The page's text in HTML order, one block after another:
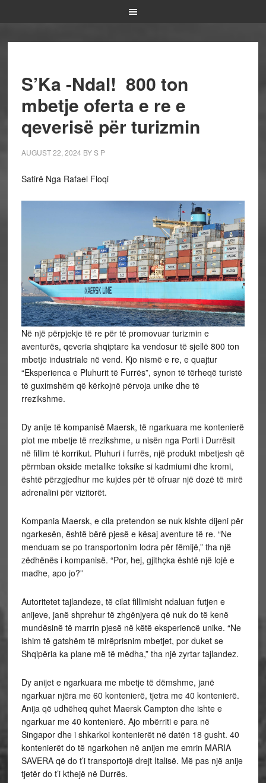
S’Ka -Ndal! 800 ton
mbetje oferta e re e
qeverisë për turizmin
AUGUST 22, 2024 BYS P
Satirë Nga Rafael Floqi
Në një përpjekje të re për të promovuar turizmin e
aventurës, qeveria shqiptare ka vendosur të sjellë 800 ton
mbetje industriale në vend. Kjo nismë e re, e quajtur
“Eksperienca e Pluhurit të Furrës”, synon të tërheqë turistë
të guximshëm që kërkojnë përvoja unike dhe të
rrezikshme.
Dy anije të kompanisë Maersk, të ngarkuara me kontenierë
plot me mbetje të rrezikshme, u nisën nga Porti i Durrësit
në fillim të korrikut. Pluhuri i furrës, një produkt mbetjesh që
përmban okside metalike toksike si kadmiumi dhe kromi,
është përzgjedhur me kujdes për të ofruar një dozë të mirë
adrenalini për vizitorët.
Kompania Maersk, e cila pretendon se nuk kishte dijeni për
ngarkesën, është bërë pjesë e kësaj aventure të re. “Ne
menduam se po transportonim lodra për fëmijë,” tha një
zëdhënës i kompanisë. “Por, hej, gjithçka është një lojë e
madhe, apo jo?”
Autoritetet tajlandeze, të cilat fillimisht ndaluan futjen e
anijeve, janë shprehur të zhgënjyera që nuk do të kenë
mundësinë të marrin pjesë në këtë eksperiencë unike. “Ne
ishim të gatshëm të mirëprisnim mbetjet, por duket se
Shqipëria ka plane më të mëdha,” tha një zyrtar tajlandez.
Dy anijet e ngarkuara me mbetje të dëmshme, janë
ngarkuar njëra me 60 kontenierë, tjetra me 40 kontenierë.
Anija që udhëheq quhet Maersk Campton dhe ishte e
ngarkuar me 40 kontenierë. Ajo mbërriti e para në
Singapor dhe i shkarkoi kontenierët në datën 18 gusht. 40
kontenierët do të ngarkohen në anijen me emrin MARIA
SAVERA që do t’i transportojë drejt Italisë. Më pas një anije
tjetër do t’i kthejë në Durrës.